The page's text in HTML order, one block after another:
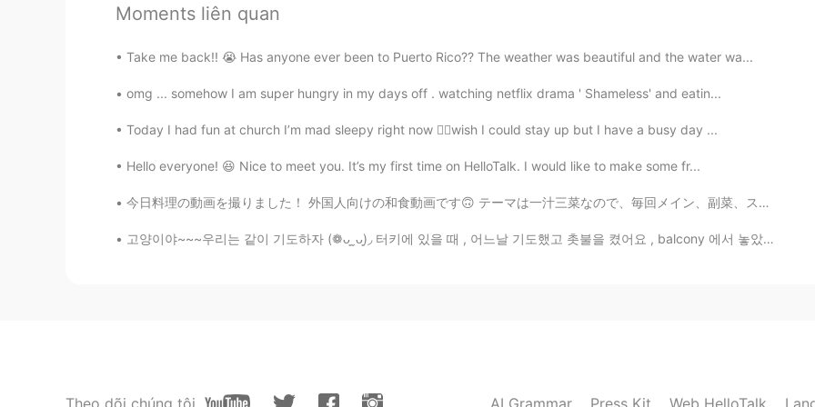
KR DE
👍👍 잘했어요. 저는 대학원 원서랑 에세이 쓰고 있어요. 죽을 것 같아요..
KR EN CN繁 CN
한국어 안이상해요, 저는 유튜브 볼거예요 ㅋ
Moments liên quan
Take me back!! 😭 Has anyone ever been to Puerto Rico?? The weather was beautiful and the water wa...
omg ... somehow I am super hungry in my days off . watching netflix drama ' Shameless' and eatin...
Today I had fun at church I’m mad sleepy right now 😵‍💫wish I could stay up but I have a busy day ...
Hello everyone! 😆 Nice to meet you. It’s my first time on HelloTalk. I would like to make some fr...
今日料理の動画を撮りました！ 外国人向けの和食動画です🙃 テーマは一汁三菜なので、毎回メイン、副菜、スープも作ります〜 やっぱり動画撮ると、すぐブスになります… だからいつも顔を動画に出すのがす...
고양이야~~~우리는 같이 기도하자 (❁ᴗ͈ˬᴗ͈)◞ 터키에 있을 때 , 어느날 기도했고 촛불을 켰어요 , balcony 에서 놓았어요, 좀 후에 우리 고양이 초가 옆에 서서 ...
Theo dõi chúng tôi AI Grammar Press Kit Web HelloTalk